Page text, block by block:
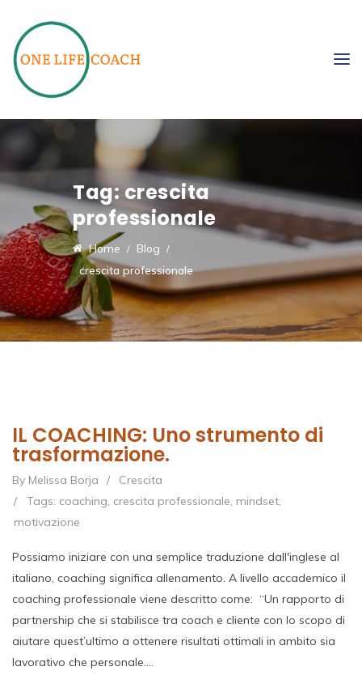
Tag: crescita
professionale
Home
Blog
crescita professionale
IL COACHING: Uno strumento di
trasformazione.
By Melissa Borja /
Crescita
/
Tags: coaching, crescita professionale, mindset,
motivazione
Possiamo iniziare con una semplice traduzione dall'inglese al
italiano, coaching significa allenamento. A livello accademico il
coaching professionale viene descritto come: “Un rapporto di
partnership che si stabilisce tra coach e cliente con lo scopo di
aiutare quest’ultimo a ottenere risultati ottimali in ambito sia
lavorativo che personale.…